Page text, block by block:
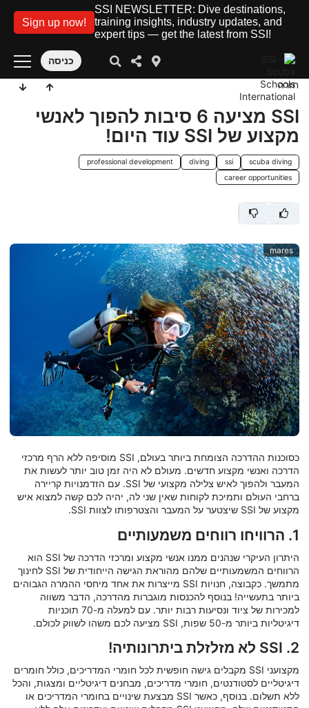
SSI NEWSLETTER: Dive destinations,
training insights, industry updates, and
expert tips — get the latest from SSI!
Sign up now!
כניסה
חזרה
SSI מציעה 6 סיבות להפוך לאנשי
מקצוע של SSI עוד היום!
scuba diving
ssi
diving
professional development
career opportunities
mares
כסוכנות ההדרכה הצומחת ביותר בעולם, SSI מוסיפה ללא הרף מרכזי
הדרכה ואנשי מקצוע חדשים. מעולם לא היה זמן טוב יותר לעשות את
המעבר ולהפוך לאיש צלילה מקצועי של SSI. עם הזדמנויות קריירה
ברחבי העולם ותמיכת לקוחות שאין שני לה, יהיה לכם קשה למצוא איש
מקצוע של SSI שיצטער על המעבר והצטרפותו לצוות SSI.
1. הרוויחו רווחים משמעותיים
היתרון העיקרי שנהנים ממנו אנשי מקצוע ומרכזי הדרכה של SSI הוא
הרווחים המשמעותיים שלהם מהוראת הגישה הייחודית של SSI לחינוך
מתמשך. כקבוצה, חנויות SSI מייצרות את אחד מיחסי ההמרה הגבוהים
ביותר בתעשייה! בנוסף להכנסות מוגברות מהדרכה, הדבר משווה
למכירות של ציוד ונסיעות רבות יותר. עם למעלה מ-70 תוכניות
דיגיטליות ביותר מ-50 שפות, SSI מציעה לכם משהו לשווק לכולם.
2. SSI לא מזלזלת ביתרונותיה!
מקצועני SSI מקבלים גישה חופשית לכל חומרי המדריכים, כולל חומרים
דיגיטליים לסטודנטים, חומרי מדריכים, מבחנים דיגיטליים ומצגות, והכל
ללא תשלום. בנוסף, כאשר SSI מבצעת שינויים בחומרי המדריכים או